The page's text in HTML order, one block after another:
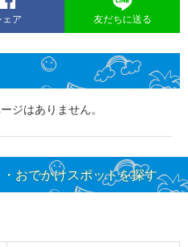
ェア 友だちに送る
ジはありません。
おでかけスポットを探す